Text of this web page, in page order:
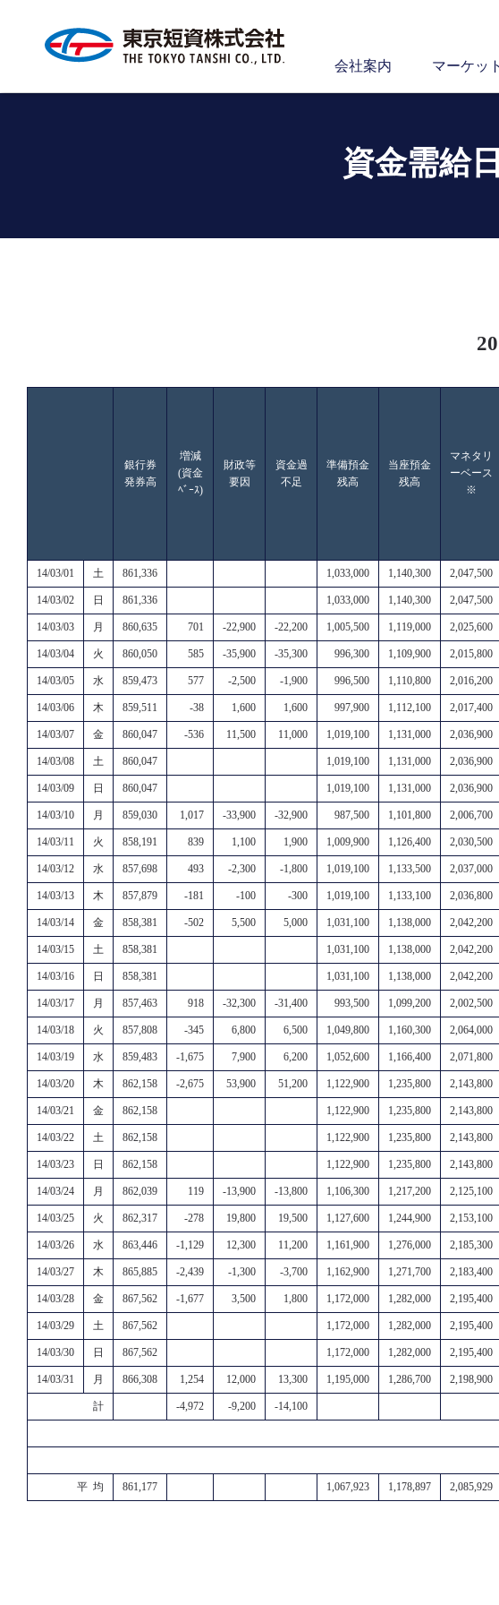
会社案内 マーケッ
資金需給
銀行券
発券高
増減
(資金
ﾍﾞｰｽ)
財政等
要因
資金過
不足
準備預金
残高
当座預金
残高
マネタリ
ーベース
※
14/03/01 土 861,336 1,033,000 1,140,300 2,047,500
14/03/02 日 861,336 1,033,000 1,140,300 2,047,500
14/03/03 月 860,635 701 -22,900 -22,200 1,005,500 1,119,000 2,025,600
14/03/04 火 860,050 585 -35,900 -35,300 996,300 1,109,900 2,015,800
14/03/05 水 859,473 577 -2,500 -1,900 996,500 1,110,800 2,016,200
14/03/06 木 859,511 -38 1,600 1,600 997,900 1,112,100 2,017,400
14/03/07 金 860,047 -536 11,500 11,000 1,019,100 1,131,000 2,036,900
14/03/08 土 860,047 1,019,100 1,131,000 2,036,900
14/03/09 日 860,047 1,019,100 1,131,000 2,036,900
14/03/10 月 859,030 1,017 -33,900 -32,900 987,500 1,101,800 2,006,700
14/03/11 火 858,191 839 1,100 1,900 1,009,900 1,126,400 2,030,500
14/03/12 水 857,698 493 -2,300 -1,800 1,019,100 1,133,500 2,037,000
14/03/13 木 857,879 -181 -100 -300 1,019,100 1,133,100 2,036,800
14/03/14 金 858,381 -502 5,500 5,000 1,031,100 1,138,000 2,042,200
14/03/15 土 858,381 1,031,100 1,138,000 2,042,200
14/03/16 日 858,381 1,031,100 1,138,000 2,042,200
14/03/17 月 857,463 918 -32,300 -31,400 993,500 1,099,200 2,002,500
14/03/18 火 857,808 -345 6,800 6,500 1,049,800 1,160,300 2,064,000
14/03/19 水 859,483 -1,675 7,900 6,200 1,052,600 1,166,400 2,071,800
14/03/20 木 862,158 -2,675 53,900 51,200 1,122,900 1,235,800 2,143,800
14/03/21 金 862,158 1,122,900 1,235,800 2,143,800
14/03/22 土 862,158 1,122,900 1,235,800 2,143,800
14/03/23 日 862,158 1,122,900 1,235,800 2,143,800
14/03/24 月 862,039 119 -13,900 -13,800 1,106,300 1,217,200 2,125,100
14/03/25 火 862,317 -278 19,800 19,500 1,127,600 1,244,900 2,153,100
14/03/26 水 863,446 -1,129 12,300 11,200 1,161,900 1,276,000 2,185,300
14/03/27 木 865,885 -2,439 -1,300 -3,700 1,162,900 1,271,700 2,183,400
14/03/28 金 867,562 -1,677 3,500 1,800 1,172,000 1,282,000 2,195,400
14/03/29 土 867,562 1,172,000 1,282,000 2,195,400
14/03/30 日 867,562 1,172,000 1,282,000 2,195,400
14/03/31 月 866,308 1,254 12,000 13,300 1,195,000 1,286,700 2,198,900
計 -4,972 -9,200 -14,100
平 均 861,177 1,067,923 1,178,897 2,085,929